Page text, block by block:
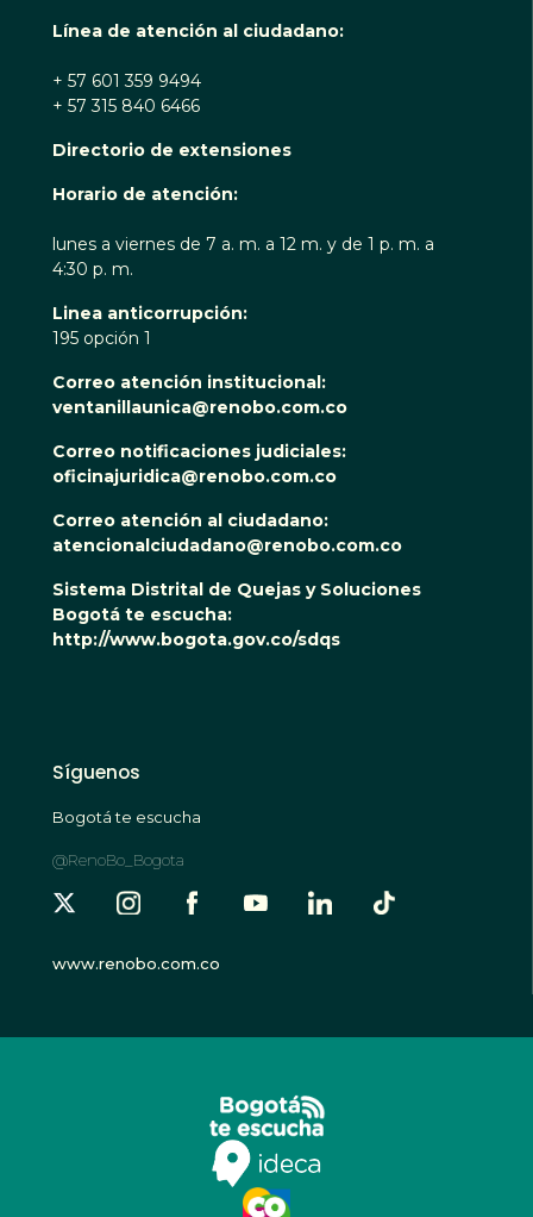
Línea de atención al ciudadano:
+ 57 601 359 9494
+ 57 315 840 6466
Directorio de extensiones
Horario de atención:
lunes a viernes de 7 a. m. a 12 m. y de 1 p. m. a
4:30 p. m.
Linea anticorrupción:
195 opción 1
Correo atención institucional:
ventanillaunica@renobo.com.co
Correo notificaciones judiciales:
oficinajuridica@renobo.com.co
Correo atención al ciudadano:
atencionalciudadano@renobo.com.co
Sistema Distrital de Quejas y Soluciones
Bogotá te escucha:
http://www.bogota.gov.co/sdqs
Síguenos
Bogotá te escucha
@RenoBo_Bogota
www.renobo.com.co